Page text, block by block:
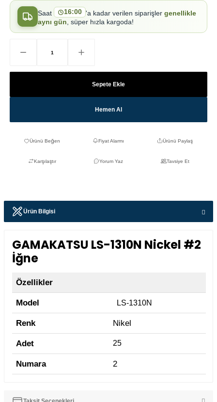
Saat 16:00 'a kadar verilen siparişler genellikle
aynı gün , süper hızla kargoda!
Sepete Ekle
Hemen Al
Fiyat Alarmı Ürünü Paylaş
Karşılaştır Yorum Yaz Tavsiye Et
Ürün Bilgisi
GAMAKATSU LS-1310N Nickel #2
İğne
Özellikler
Model LS-1310N
Renk Nikel
Adet 25
Numara 2